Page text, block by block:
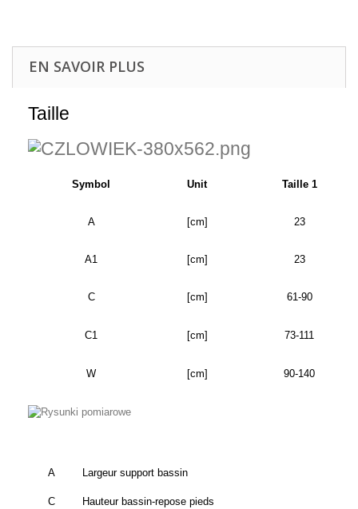
EN SAVOIR PLUS
Taille
Symbol Unit Taille 1
A [cm] 23
A1 [cm] 23
C [cm] 61-90
C1 [cm] 73-111
W [cm] 90-140
A Largeur support bassin
C Hauteur bassin-repose pieds